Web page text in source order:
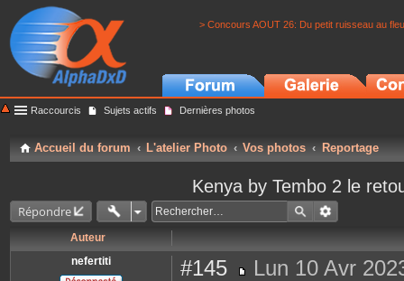
> Concours AOUT 26: Du petit ruisseau au
Raccourcis Sujets actifs Dernières photos
Accueil du forum L'atelier Photo Vos photos Reportage
Kenya by Tembo 2 le
Répondre
Auteur
nefertiti
#145 Lun 10 Avr